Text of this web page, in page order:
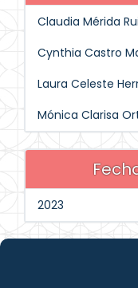
Claudia Mérida
Cynthia Castro
Laura Celeste
Mónica Clarisa
2023